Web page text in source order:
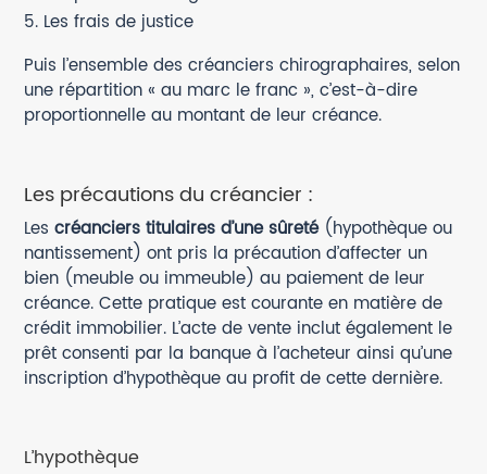
Les frais de justice
Puis l’ensemble des créanciers chirographaires, selon
une répartition « au marc le franc », c’est-à-dire
proportionnelle au montant de leur créance.
Les précautions du créancier :
Lescréanciers titulaires d’une sûreté(hypothèque ou
nantissement) ont pris la précaution d’affecter un
bien (meuble ou immeuble) au paiement de leur
créance. Cette pratique est courante en matière de
crédit immobilier. L’acte de vente inclut également le
prêt consenti par la banque à l’acheteur ainsi qu’une
inscription d’hypothèque au profit de cette dernière.
L’hypothèque